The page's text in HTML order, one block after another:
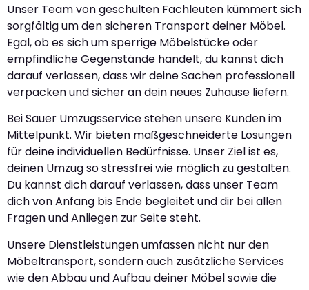
Unser Team von geschulten Fachleuten kümmert sich
sorgfältig um den sicheren Transport deiner Möbel.
Egal, ob es sich um sperrige Möbelstücke oder
empfindliche Gegenstände handelt, du kannst dich
darauf verlassen, dass wir deine Sachen professionell
verpacken und sicher an dein neues Zuhause liefern.
Bei Sauer Umzugsservice stehen unsere Kunden im
Mittelpunkt. Wir bieten maßgeschneiderte Lösungen
für deine individuellen Bedürfnisse. Unser Ziel ist es,
deinen Umzug so stressfrei wie möglich zu gestalten.
Du kannst dich darauf verlassen, dass unser Team
dich von Anfang bis Ende begleitet und dir bei allen
Fragen und Anliegen zur Seite steht.
Unsere Dienstleistungen umfassen nicht nur den
Möbeltransport, sondern auch zusätzliche Services
wie den Abbau und Aufbau deiner Möbel sowie die